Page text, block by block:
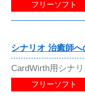
フリーソフト
シナリオ 治癒師
CardWirth用シナリ
フリーソフト